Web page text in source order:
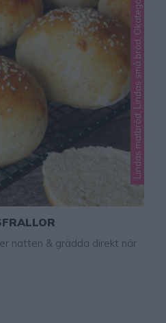
Lindas matbröd, Lindas små bröd, Okategoriserade
natten & grädda direkt när